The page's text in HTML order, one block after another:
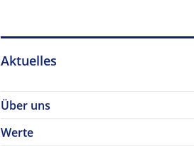
Aktuelles
Über uns
Werte